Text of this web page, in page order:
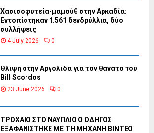
Χασισοφυτεία-μαμούθ στην Αρκαδία:
Εντοπίστηκαν 1.561 δενδρύλλια, δύο
συλλήψεις
4 July 2026 0
Θλίψη στην Αργολίδα για τον θάνατο του
Bill Scordos
23 June 2026 0
ΤΡΟΧΑΙΟ ΣΤΟ ΝΑΥΠΛΙΟ Ο ΟΔΗΓΟΣ
ΕΞΑΦΑΝΙΣΤΗΚΕ ΜΕ ΤΗ ΜΗΧΑΝΗ ΒΙΝΤΕΟ